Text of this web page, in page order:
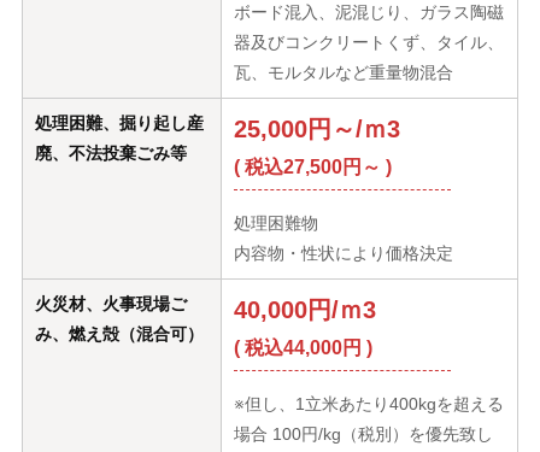
ボード混入、泥混じり、ガラス陶磁
器及びコンクリートくず、タイル、
瓦、モルタルなど重量物混合
処理困難、掘り起し産
廃、不法投棄ごみ等
25,000円～/ｍ3
( 税込27,500円～ )
処理困難物
内容物・性状により価格決定
火災材、火事現場ご
み、燃え殻（混合可）
40,000円/ｍ3
( 税込44,000円 )
※但し、1立米あたり400kgを超える
場合 100円/kg（税別）を優先致し